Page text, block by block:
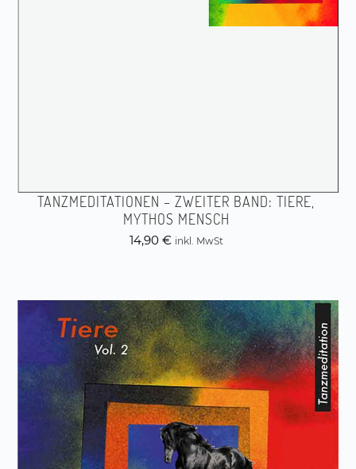
TANZMEDITATIONEN – ZWEITER BAND: TIERE,
MYTHOS MENSCH
14,90 € inkl. MwSt